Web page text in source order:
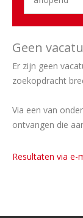
Geen
Er zijn geen
zoekopdracht
Via een van
ontvangen die
Resultaten via e-